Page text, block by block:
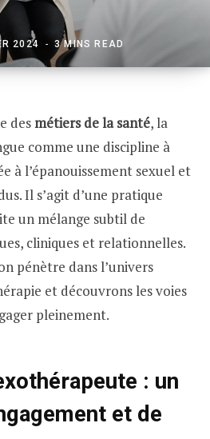
2024 3 MINS READ
desmétiers de la santé, la
comme une discipline à
à l’épanouissement sexuel et
Il s’agit d’une pratique
un mélange subtil de
cliniques et relationnelles.
pénètre dans l’univers
et découvrons les voies
pleinement.
: un
et de